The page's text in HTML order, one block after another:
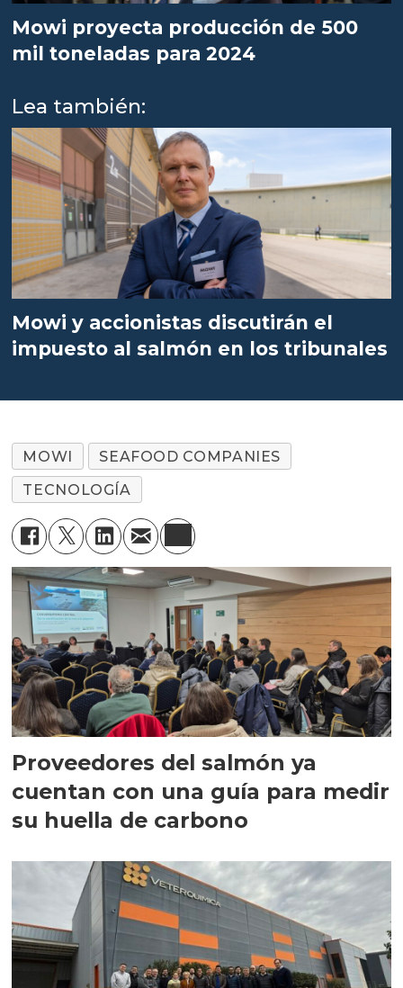
Mowi proyecta producción de 500
mil toneladas para 2024
Lea también:
Mowi y accionistas discutirán el
impuesto al salmón en los tribunales
MOWI
SEAFOOD COMPANIES
TECNOLOGÍA
Proveedores del salmón ya
cuentan con una guía para medir
su huella de carbono